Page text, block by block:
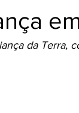
da Terra,